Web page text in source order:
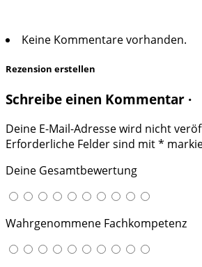
Keine Kommentare vorhanden.
Rezension erstellen
Schreibe einen Kommentar ·
Deine E-Mail-Adresse wird nicht
Erforderliche Felder sind mit*
Deine Gesamtbewertung
Wahrgenommene Fachkompetenz